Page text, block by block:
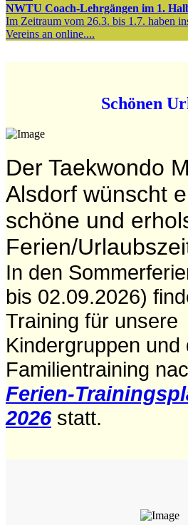
NWTU Coach-Lehrgängen im 1.
Im Zeitraum vom 26.3. bis 1.7. haben
Vereins an online....
Schönen
Der Taekwondo
Alsdorf wünscht
schöne und
Ferien/
In den
bis 02.09.2026)
Training für unsere
Kindergruppen und
Familientraining
Ferien-
2026statt.